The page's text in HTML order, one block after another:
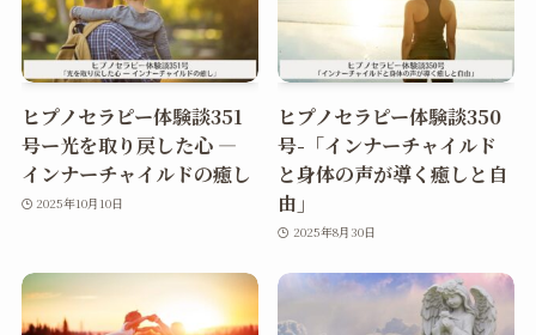
ヒプノセラピー体験談351
号ー光を取り戻した心 ―
インナーチャイルドの癒し
2025年10月10日
ヒプノセラピー体験談350
号-「インナーチャイルド
と身体の声が導く癒しと自
由」
2025年8月30日